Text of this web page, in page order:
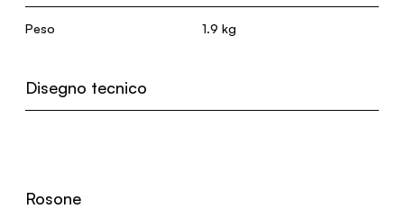
Peso 1.9 kg
Disegno tecnico
Rosone